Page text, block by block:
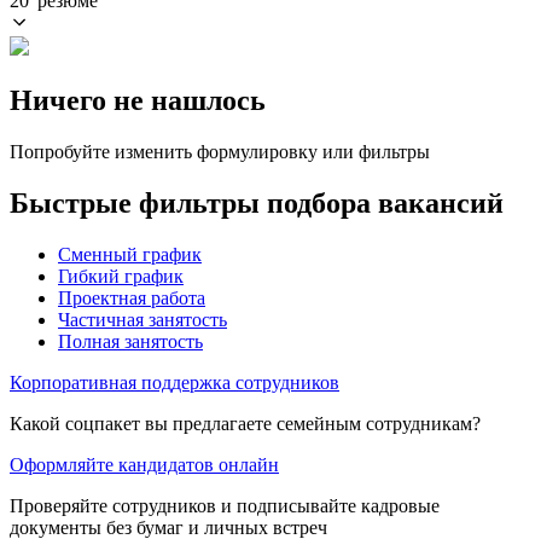
Ничего не нашлось
Попробуйте изменить формулировку или фильтры
Быстрые фильтры подбора вакансий
Сменный график
Гибкий график
Проектная работа
Частичная занятость
Полная занятость
Корпоративная поддержка сотрудников
Какой соцпакет вы предлагаете семейным сотрудникам?
Оформляйте кандидатов онлайн
Проверяйте сотрудников и подписывайте кадровые
документы без бумаг и личных встреч